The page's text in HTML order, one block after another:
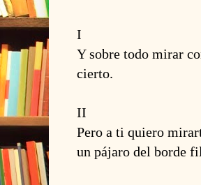
I
Y sobre todo mirar
cierto.
II
Pero a ti quiero
un pájaro del borde